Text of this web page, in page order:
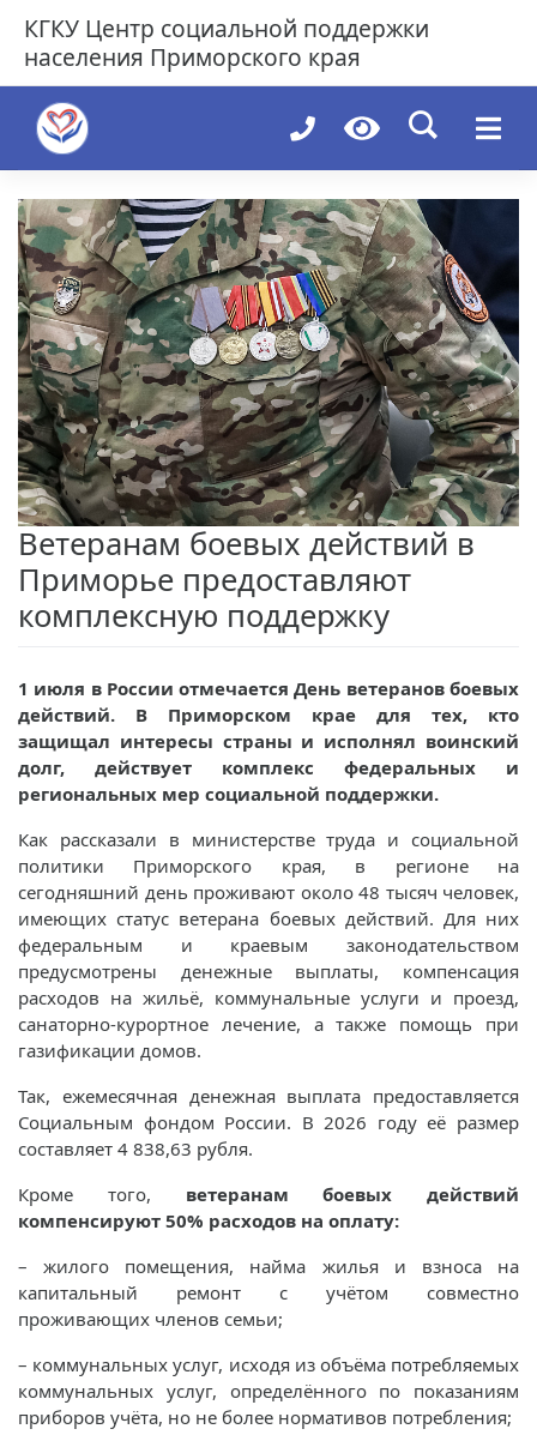
content
КГКУ Центр социальной поддержки
населения Приморского края
Ветеранам боевых действий в
Приморье предоставляют
комплексную поддержку
1 июля в России отмечается День ветеранов боевых
действий. В Приморском крае для тех, кто
защищал интересы страны и исполнял воинский
долг, действует комплекс федеральных и
региональных мер социальной поддержки.
Как рассказали в министерстве труда и социальной
политики Приморского края, в регионе на
сегодняшний день проживают около 48 тысяч человек,
имеющих статус ветерана боевых действий. Для них
федеральным и краевым законодательством
предусмотрены денежные выплаты, компенсация
расходов на жильё, коммунальные услуги и проезд,
санаторно-курортное лечение, а также помощь при
газификации домов.
Так, ежемесячная денежная выплата предоставляется
Социальным фондом России. В 2026 году её размер
составляет 4 838,63 рубля.
Кроме того, ветеранам боевых действий
компенсируют 50% расходов на оплату:
– жилого помещения, найма жилья и взноса на
капитальный ремонт с учётом совместно
проживающих членов семьи;
– коммунальных услуг, исходя из объёма потребляемых
коммунальных услуг, определённого по показаниям
приборов учёта, но не более нормативов потребления;